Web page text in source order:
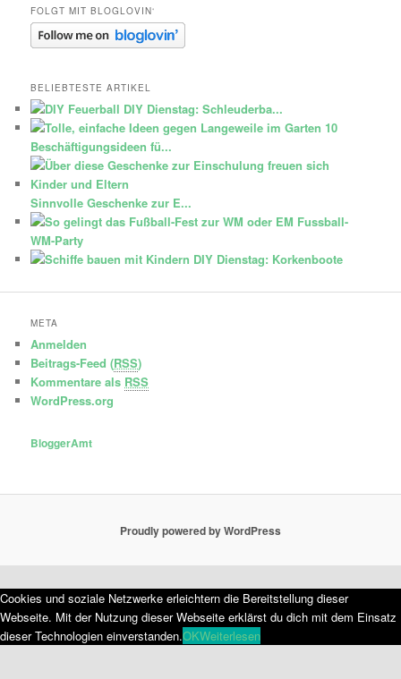
FOLGT MIT BLOGLOVIN‘
BELIEBTESTE ARTIKEL
DIY Dienstag: Schleuderba...
10
Beschäftigungsideen fü...
Sinnvolle Geschenke zur E...
Fussball-
WM-Party
DIY Dienstag: Korkenboote
META
Anmelden
Beitrags-Feed (RSS)
Kommentare als RSS
WordPress.org
BloggerAmt
Proudly powered by WordPress
Cookies und soziale Netzwerke erleichtern die Bereitstellung dieser
Webseite. Mit der Nutzung dieser Webseite erklärst du dich mit dem Einsatz
dieser Technologien einverstanden.OKWeiterlesen